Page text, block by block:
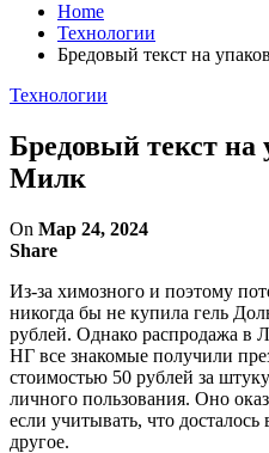
Home
Технологии
Бредовый текст на
Технологии
Бредовый текст на
Милк
On Мар 24, 2024
Share
Из-за химозного и поэтому
никогда бы не купила гель
рублей. Однако распродажа в
НГ все знакомые получили
стоимостью 50 рублей за
личного пользования. Оно
если учитывать, что
другое.